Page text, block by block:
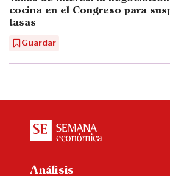
cocina en el Congreso para
tasas
Guardar
Análisis